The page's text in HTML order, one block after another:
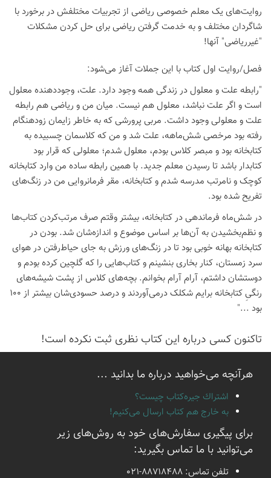
روایت‌های یک معلم خصوصی ریاضی از تجربیات مختلفش در برخورد با
شاگردان مختلف و به خدمت گرفتن ریاضی برای حل کردن مشکلات
"غیرریاضی" آنها!
فصل/روایت اول کتاب با این جملات آغاز می‌شود:
"رابطه علت و معلول در زندگی همه وجود دارد. علت، وجوددهنده معلول
است و اگر علت نباشد، معلول هم نیست. میان من و ریاضی هم رابطه
علت و معلولی وجود داشت. مربی پرورشی که به خاطر زایمان زودهنگام
رفته بود مرخصی شش‌ماهه، علت شد و من که کلاسمان چسبیده به
کتابخانه بود و مبصر کلاس بودم، معلول شدم؛ معلولی که قرار بود
کتابدار باشد تا رسیدن معلم جدید. با همین رابطه ساده من وارد کتابخانه
کوچک و نامرتب مدرسه شدم و کتابخانه، مقر فرمانروایی من در زنگ‌های
تفریح شده بود.
در شش‌ماه فرماندهی در کتابخانه، بیشتر وقتم صرف مرتب‌کردن کتاب‌ها
و نظم‌بخشیدن به آن‌ها بر اساس موضوع و اندازه‌شان شد. بودن در
کتابخانه بهانه خوبی بود تا در زنگ‌های ورزش به جای حیاط‌رفتن در هوای
سرد زمستان، کنار بخاری بنشینم و کتاب‌هایی را که گلچین کرده بودم و
دوستشان داشتم، آرام آرام بخوانم. بچه‌های کلاس از پشت شیشه‌های
رنگیِ کتابخانه برایم شکلک درمی‌آوردند و درصد حسودی‌شان بیشتر از 100
بود ..."
تاكنون كسی درباره این كتاب نظری ثبت نكرده است!
هرآنچه می‌خواهید درباره ما بدانید ...
اشتراك جيره‌كتاب چيست؟
به خارج هم كتاب ارسال می‌كنیم!
برای پیگیری سفارش‌های خود به روش‌های زیر
می‌توانید با ما تماس بگیرید:
تلفن تماس: 021-88718488